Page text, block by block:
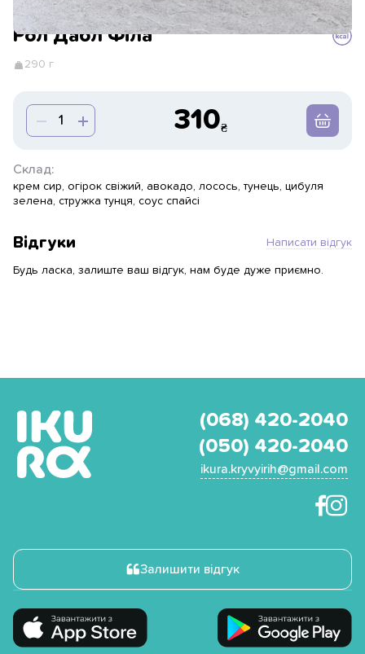
Рол Дабл Філа
290 г
310
Склад:
крем сир, огірок свіжий, авокадо, лосось, тунець, цибуля
зелена, стружка тунця, соус спайсі
Відгуки Написати відгук
Будь ласка, залиште ваш відгук, нам буде дуже приємно.
(068) 420-2040
(050) 420-2040
ikura.kryvyirih@gmail.com
Залишити відгук